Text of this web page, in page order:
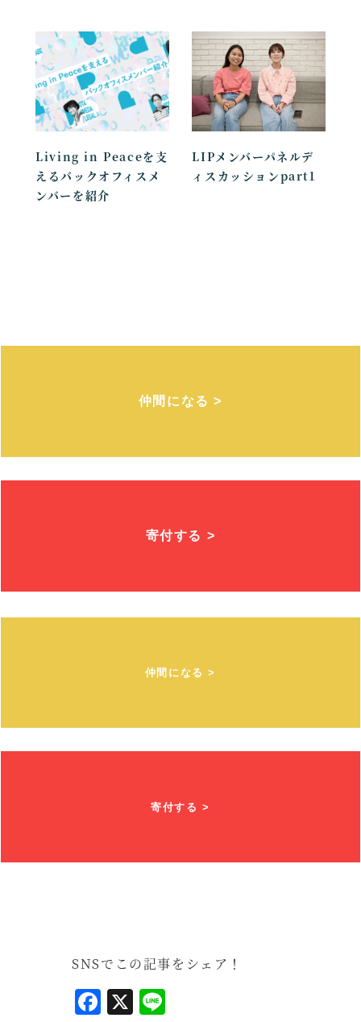
Living in Peaceを支
えるバックオフィスメ
ンバーを紹介
LIPメンバーパネルデ
ィスカッションpart1
仲間になる >
寄付する >
仲間になる >
寄付する >
SNSでこの記事をシェア！
F X